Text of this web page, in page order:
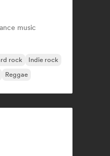
music
rock
Indie rock
Reggae